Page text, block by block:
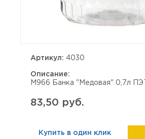
Артикул: 4030
Описание:
М966 Банка "Медовая" 0,7л
83,50 руб.
Купить в один клик